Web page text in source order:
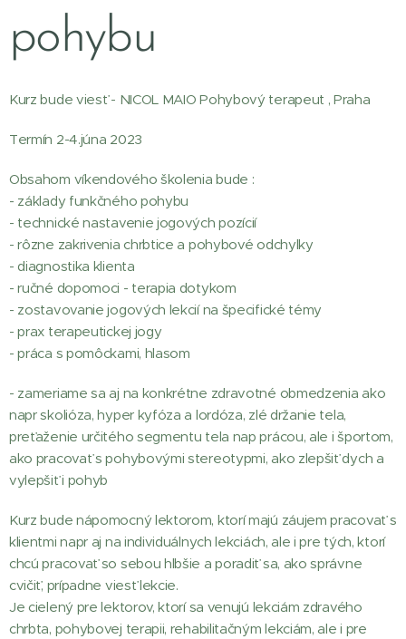
pohybu
Kurz bude viesť - NICOL MAIO Pohybový terapeut , Praha
Termín 2-4.júna 2023
Obsahom víkendového školenia bude :
- základy funkčného pohybu
- technické nastavenie jogových pozícií
- rôzne zakrivenia chrbtice a pohybové odchylky
- diagnostika klienta
- ručné dopomoci - terapia dotykom
- zostavovanie jogových lekcií na špecifické témy
- prax terapeutickej jogy
- práca s pomôckami, hlasom
- zameriame sa aj na konkrétne zdravotné obmedzenia ako
napr skolióza, hyper kyfóza a lordóza, zlé držanie tela,
preťaženie určitého segmentu tela nap prácou, ale i športom,
ako pracovať s pohybovými stereotypmi, ako zlepšiť dych a
vylepšiť i pohyb
Kurz bude nápomocný lektorom, ktorí majú záujem pracovať s
klientmi napr aj na individuálnych lekciách, ale i pre tých, ktorí
chcú pracovať so sebou hlbšie a poradiť sa, ako správne
cvičiť, prípadne viesť lekcie.
Je cielený pre lektorov, ktorí sa venujú lekciám zdravého
chrbta, pohybovej terapii, rehabilitačným lekciám, ale i pre